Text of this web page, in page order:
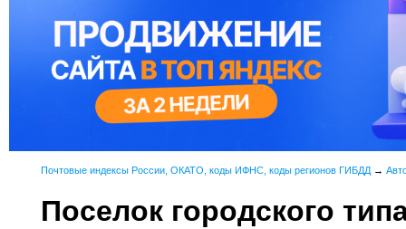
Почтовые индексы России, ОКАТО, коды ИФНС, коды регионов ГИБДД →
Поселок городского